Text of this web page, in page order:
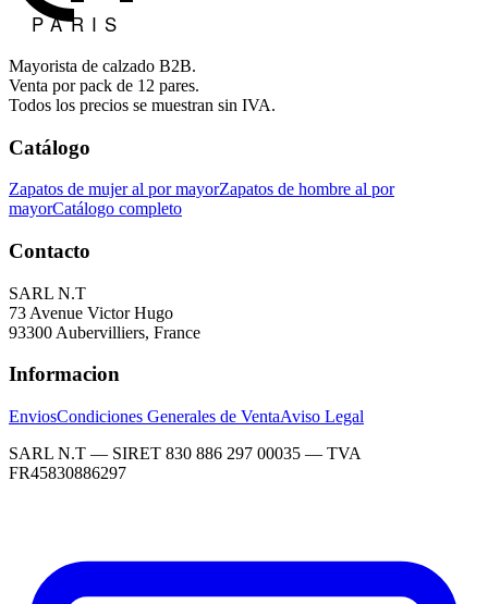
Mayorista de calzado B2B.
Venta por pack de 12 pares.
Todos los precios se muestran sin IVA.
Catálogo
Zapatos de mujer al por mayorZapatos de hombre al por
mayorCatálogo completo
Contacto
SARL N.T
73 Avenue Victor Hugo
93300 Aubervilliers, France
Informacion
EnviosCondiciones Generales de VentaAviso Legal
SARL N.T — SIRET 830 886 297 00035 — TVA
FR45830886297